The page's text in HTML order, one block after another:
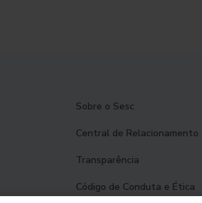
Sobre o Sesc
Central de Relacionamento
Transparência
Código de Conduta e Ética